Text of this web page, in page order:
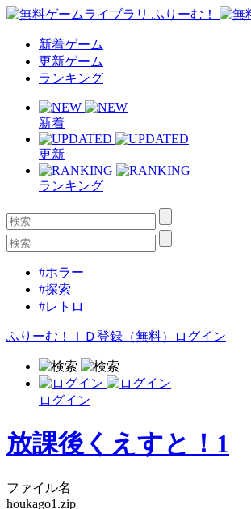
新着ゲーム
更新ゲーム
ランキング
新着
更新
ランキング
#ホラー
#探索
#レトロ
ふりーむ！ＩＤ登録（無料） ログイン
ログイン
放課後くえすと！1
ファイル名
houkago1.zip